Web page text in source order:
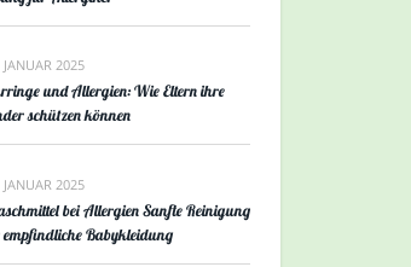
2025
und Allergien: Wie Eltern ihre
schützen können
JANUAR 2025
bei Allergien Sanfte Reinigung
Babykleidung